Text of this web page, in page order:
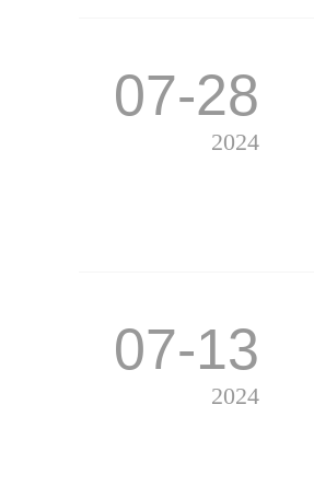
07-28
2024
07-13
2024